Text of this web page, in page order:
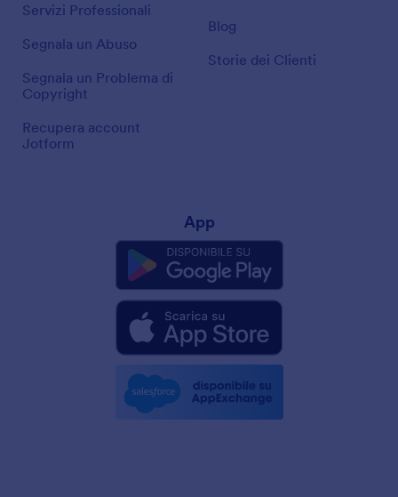
Servizi Professionali
Segnala un Abuso
Segnala un Problema di
Copyright
Recupera account
Jotform
Blog
Storie dei Clienti
App